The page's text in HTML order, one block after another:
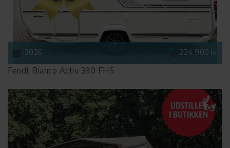
2026 224.900 kr.
Fendt Bianco Activ 390 FHS